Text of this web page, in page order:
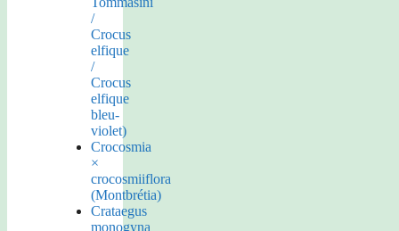
/
Crocus
elfique
/
Crocus
elfique
bleu-
violet)
Crocosmia
×
crocosmiiflora
(Montbrétia)
Crataegus
monogyna